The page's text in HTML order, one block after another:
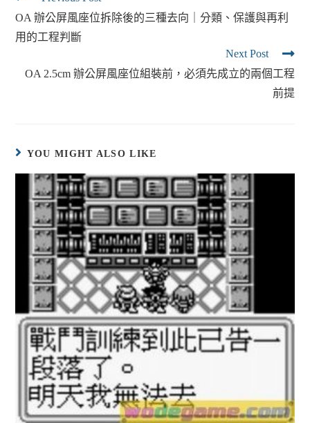
OA 辦公屏風座位拆除後的三種去向｜分類、保護與再利
用的工程判斷
Next Post
OA 2.5cm 辦公屏風座位組裝前，必須先成立的兩個工程
前提
YOU MIGHT ALSO LIKE